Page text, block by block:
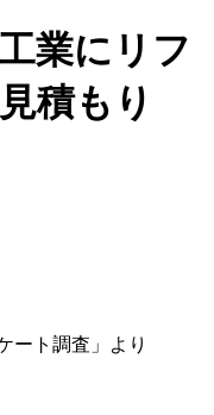
業にリフ
積もり
ート調査」より